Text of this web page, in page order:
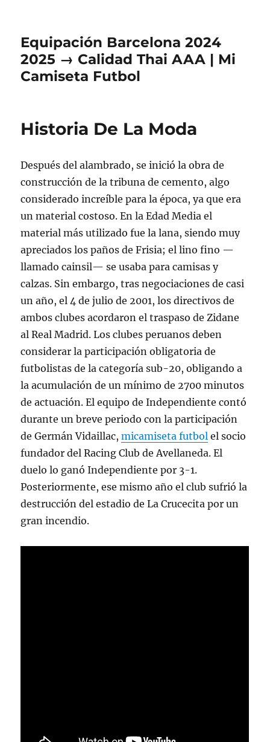
Equipación Barcelona 2024
2025 → Calidad Thai AAA | Mi
Camiseta Futbol
Historia De La Moda
Después del alambrado, se inició la obra de
construcción de la tribuna de cemento, algo
considerado increíble para la época, ya que era
un material costoso. En la Edad Media el
material más utilizado fue la lana, siendo muy
apreciados los paños de Frisia; el lino fino —
llamado cainsil— se usaba para camisas y
calzas. Sin embargo, tras negociaciones de casi
un año, el 4 de julio de 2001, los directivos de
ambos clubes acordaron el traspaso de Zidane
al Real Madrid. Los clubes peruanos deben
considerar la participación obligatoria de
futbolistas de la categoría sub-20, obligando a
la acumulación de un mínimo de 2700 minutos
de actuación. El equipo de Independiente contó
durante un breve periodo con la participación
de Germán Vidaillac,micamiseta futbol el socio
fundador del Racing Club de Avellaneda. El
duelo lo ganó Independiente por 3-1.
Posteriormente, ese mismo año el club sufrió la
destrucción del estadio de La Crucecita por un
gran incendio.